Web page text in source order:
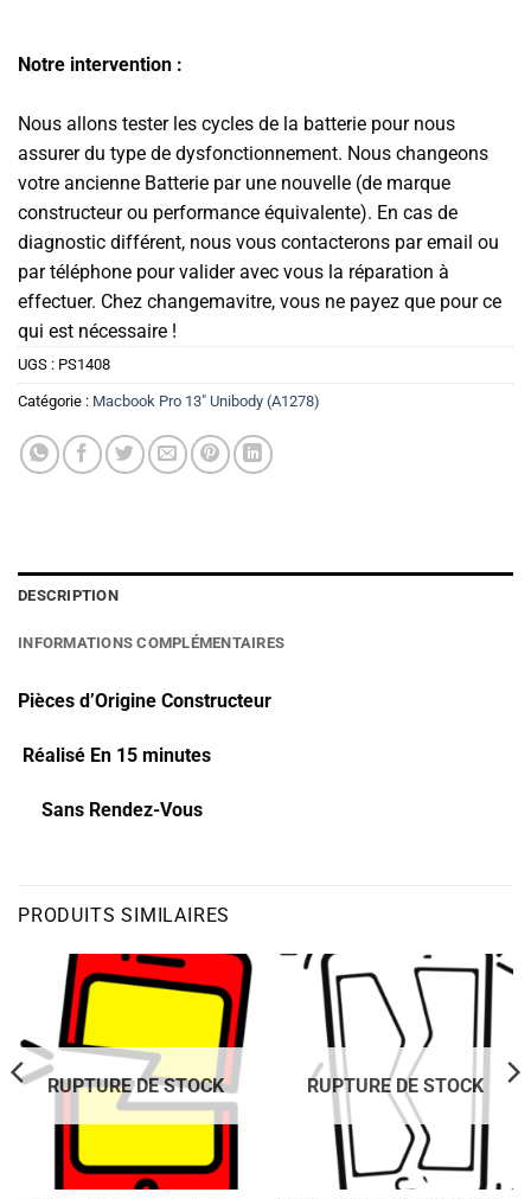
Notre intervention :
Nous allons tester les cycles de la batterie pour nous
assurer du type de dysfonctionnement. Nous changeons
votre ancienne Batterie par une nouvelle (de marque
constructeur ou performance équivalente). En cas de
diagnostic différent, nous vous contacterons par email ou
par téléphone pour valider avec vous la réparation à
effectuer. Chez changemavitre, vous ne payez que pour ce
qui est nécessaire !
UGS : PS1408
Catégorie : Macbook Pro 13" Unibody (A1278)
DESCRIPTION
INFORMATIONS COMPLÉMENTAIRES
Pièces d’Origine Constructeur
Réalisé En 15 minutes
Sans Rendez-Vous
PRODUITS SIMILAIRES
RUPTURE DE STOCK RUPTURE DE STOCK